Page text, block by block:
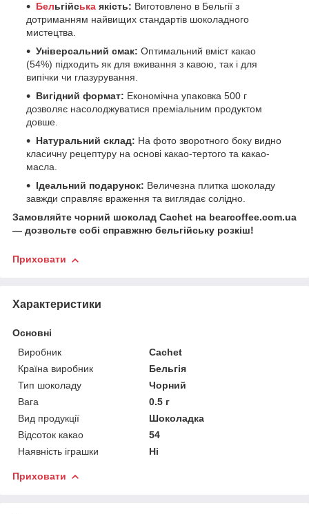
Бельгійська якість: Виготовлено в Бельгії з
дотриманням найвищих стандартів шоколадного
мистецтва.
Універсальний смак: Оптимальний вміст какао
(54%) підходить як для вживання з кавою, так і для
випічки чи глазурування.
Вигідний формат: Економічна упаковка 500 г
дозволяє насолоджуватися преміальним продуктом
довше.
Натуральний склад: На фото зворотного боку видно
класичну рецептуру на основі какао-тертого та какао-
масла.
Ідеальний подарунок: Величезна плитка шоколаду
завжди справляє враження та виглядає солідно.
Замовляйте чорний шоколад Cachet на bearcoffee.com.ua
— дозвольте собі справжню бельгійську розкіш!
Приховати
Характеристики
Основні
Виробник
Cachet
Країна виробник
Бельгія
Тип шоколаду
Чорний
Вага
0.5 г
Вид продукції
Шоколадка
Відсоток какао
54
Наявність іграшки
Ні
Приховати